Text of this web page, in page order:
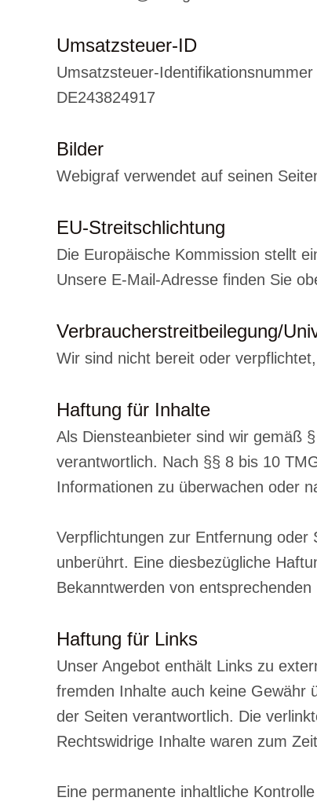
Umsatzsteuer-ID
Umsatzsteuer-
DE243824917
Bilder
Webigraf verwendet auf seinen
EU-Streitschlichtung
Die Europäische Kommission stellt
Unsere E-Mail-Adresse finden Sie
Verbraucher­streit­beilegung/
Wir sind nicht bereit oder
Haftung für Inhalte
Als Diensteanbieter sind wir gemäß
verantwortlich. Nach §§ 8 bis 10
Informationen zu überwachen oder
Verpflichtungen zur Entfernung
unberührt. Eine diesbezügliche
Bekanntwerden von
Haftung für Links
Unser Angebot enthält Links zu
fremden Inhalte auch keine Gewähr
der Seiten verantwortlich. Die
Rechtswidrige Inhalte waren zum
Eine permanente inhaltliche